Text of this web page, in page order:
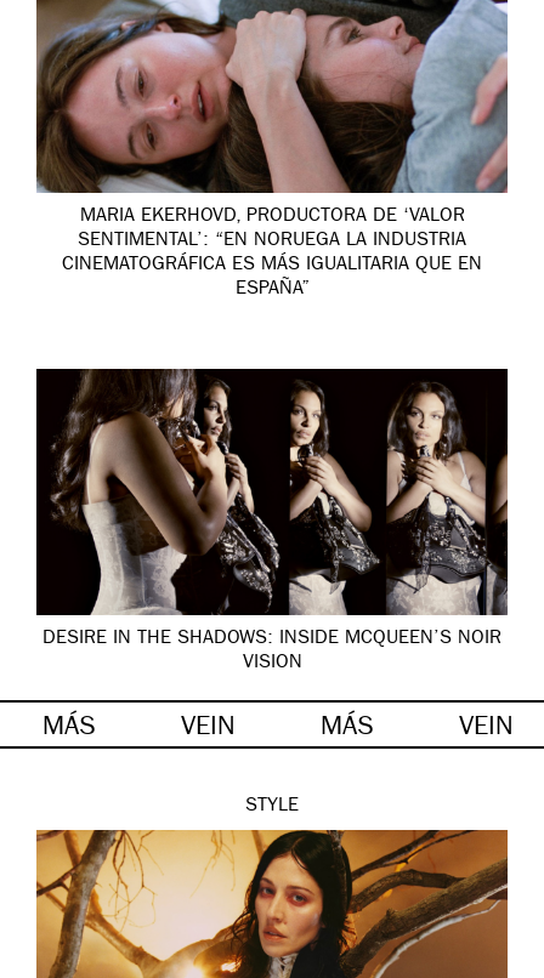
MARIA EKERHOVD, PRODUCTORA DE ‘VALOR
SENTIMENTAL’: “EN NORUEGA LA INDUSTRIA
CINEMATOGRÁFICA ES MÁS IGUALITARIA QUE EN
ESPAÑA”
DESIRE IN THE SHADOWS: INSIDE MCQUEEN’S NOIR
VISION
MÁS VEIN MÁS VEIN
STYLE